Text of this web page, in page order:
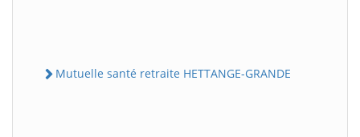
Mutuelle santé retraite HETTANGE-GRANDE